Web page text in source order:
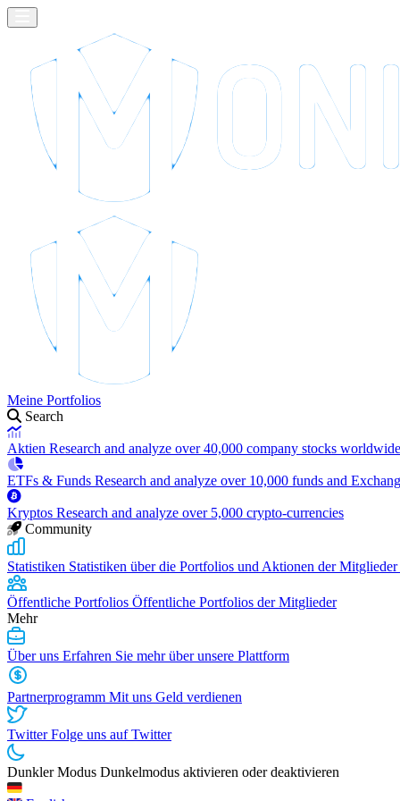
Meine Portfolios
Search
Aktien Research and analyze over 40,000 company stocks worldwide
ETFs & Funds Research and analyze over 10,000 funds and
Kryptos Research and analyze over 5,000 crypto-currencies
Community
Statistiken Statistiken über die Portfolios und Aktionen der
Öffentliche Portfolios Öffentliche Portfolios der Mitglieder
Mehr
Über uns Erfahren Sie mehr über unsere Plattform
Partnerprogramm Mit uns Geld verdienen
TwitterFolge uns auf Twitter
Dunkler Modus Dunkelmodus aktivieren oder deaktivieren